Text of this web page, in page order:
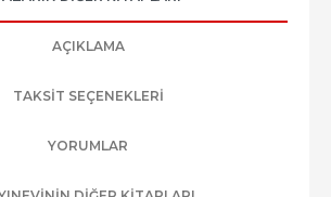
AÇIKLAMA
TAKSIT SEÇENEKLERI
YORUMLAR